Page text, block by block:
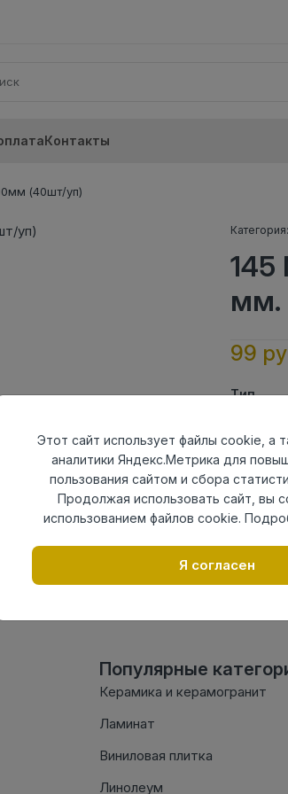
Контакты
(40шт/уп)
Категория:
мм.
99
Тип
Популярные
Керамика и керамогранит
Ламинат
Виниловая плитка
Линолеум
Этот сайт использует файлы cookie, а
аналитики Яндекс.Метрика для
пользования сайтом и сбора
Продолжая использовать сайт, вы
использованием файлов cookie.
Я согласен